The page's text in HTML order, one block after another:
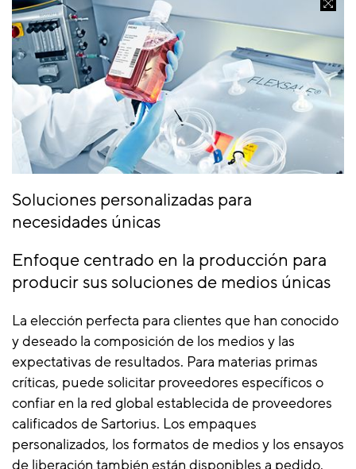
Soluciones personalizadas para
necesidades únicas
Enfoque centrado en la producción para
producir sus soluciones de medios únicas
La elección perfecta para clientes que han conocido
y deseado la composición de los medios y las
expectativas de resultados. Para materias primas
críticas, puede solicitar proveedores específicos o
confiar en la red global establecida de proveedores
calificados de Sartorius. Los empaques
personalizados, los formatos de medios y los ensayos
de liberación también están disponibles a pedido.